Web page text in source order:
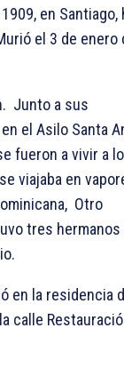
en Santiago,
el 3 de enero
Junto a sus
el Asilo Santa
fueron a vivir a
viajaba en
Otro
tres hermanos
en la residencia
calle